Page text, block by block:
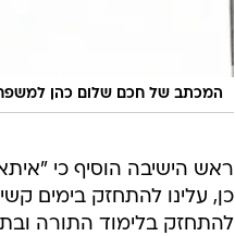
המכתב של חכם שלום כהן
ראש הישיבה הוסיף כי
כן, עלינו להתחזק בימים
להתחזק בלימוד התורה